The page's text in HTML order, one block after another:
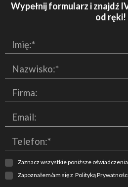
Wypełnij formularz i znajdź
od ręki!
Imię:*
Nazwisko:*
Firma:
Email:
Telefon:*
Zaznacz wszystkie poniższe oświadczenia
Zapoznałem/am się z Polityką